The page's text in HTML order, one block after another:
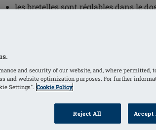
les bretelles sont réglables dans le
Le bustier intérieur de soutien avec
rembourrés doux maintient une
doublure de soutien à l'avant,
La couture amoena Wave est une
bustier intérieur qui offre un soutien
mammaire et des prothèses
and security of our website, and, where permitted,
and website optimization purposes. For further
Settings". Cookie Policy
Reject All Accept